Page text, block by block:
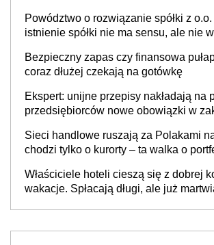
Powództwo o rozwiązanie spółki z
istnienie spółki nie ma sensu, ale nie
Bezpieczny zapas czy finansowa
coraz dłużej czekają na gotówkę
Ekspert: unijne przepisy nakładają na
przedsiębiorców nowe obowiązki w
Sieci handlowe ruszają za Polakami
chodzi tylko o kurorty – ta walka o
cichu
Właściciele hoteli cieszą się z dobrej
wakacje. Spłacają długi, ale już